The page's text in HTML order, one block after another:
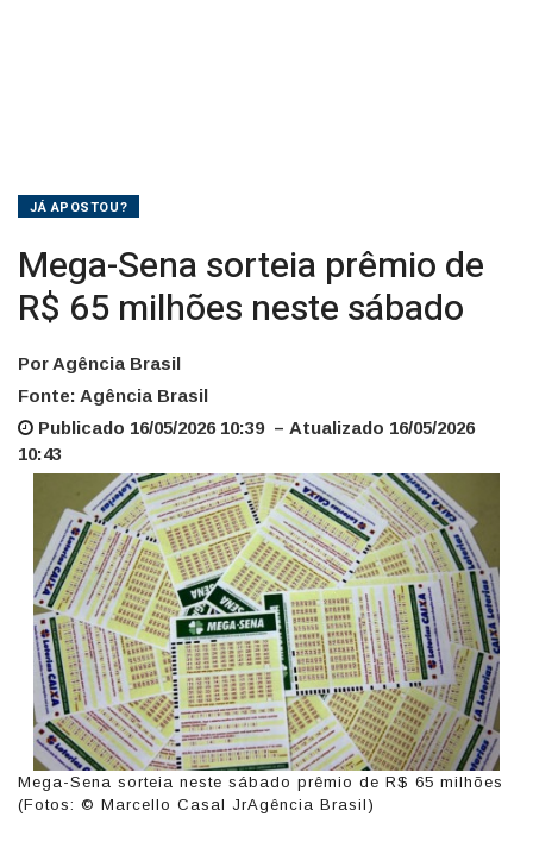
JÁ APOSTOU?
Mega-Sena sorteia prêmio de
R$ 65 milhões neste sábado
Por Agência Brasil
Fonte: Agência Brasil
Publicado 16/05/2026 10:39 – Atualizado 16/05/2026
10:43
Mega-Sena sorteia neste sábado prêmio de R$ 65 milhões
(Fotos: © Marcello Casal JrAgência Brasil)